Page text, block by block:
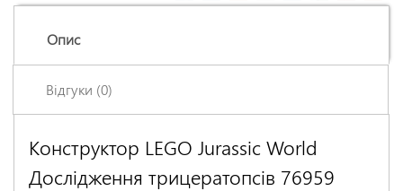
Опис
Відгуки (0)
Конструктор LEGO Jurassic World
Дослідження трицератопсів 76959
Залишіть відгук про цей товар першими
*
Ім'я